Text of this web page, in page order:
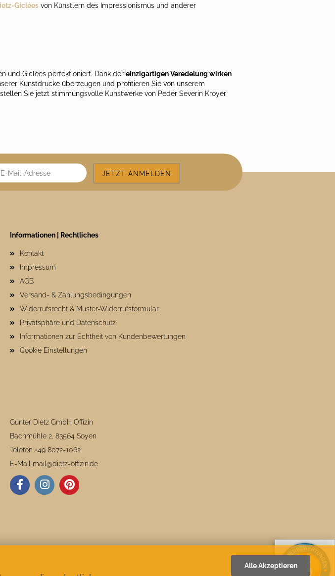
Alle Akzeptieren
Giclées von Künstlern des Impressionismus und anderer
und Giclées perfektioniert. Dank der einzigartigen Veredelung wirken
Kunstdrucke überzeugen und profitieren Sie von unserem
Sie jetzt stimmungsvolle Kunstwerke von Peder Severin Kroyer
Informationen | Rechtliches
Kontakt
Impressum
AGB
Versand- & Zahlungsbedingungen
Widerrufsrecht & Muster-Widerrufsformular
Privatsphäre und Datenschutz
Informationen zur Echtheit von Kundenbewertungen
Cookie Einstellungen
Günter Dietz GmbH Offizin
Bachmühle 2, 83564 Soyen
Telefon +49 8072-1062
E-Mail mail@dietz-offizin.de